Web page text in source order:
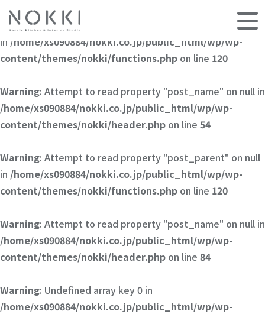
Warning: Attempt to read property "post_parent" on null
in /home/xs090884/nokki.co.jp/public_html/wp/wp-
content/themes/nokki/functions.php on line 120
Warning: Attempt to read property "post_name" on null in
/home/xs090884/nokki.co.jp/public_html/wp/wp-
content/themes/nokki/header.php on line 54
Warning: Attempt to read property "post_parent" on null
in /home/xs090884/nokki.co.jp/public_html/wp/wp-
content/themes/nokki/functions.php on line 120
Warning: Attempt to read property "post_name" on null in
/home/xs090884/nokki.co.jp/public_html/wp/wp-
content/themes/nokki/header.php on line 84
Warning: Undefined array key 0 in
/home/xs090884/nokki.co.jp/public_html/wp/wp-